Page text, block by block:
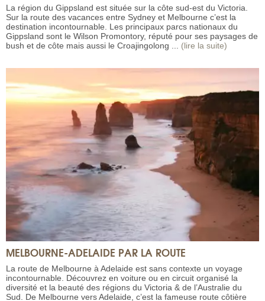
La région du Gippsland est située sur la côte sud-est du Victoria.
Sur la route des vacances entre Sydney et Melbourne c’est la
destination incontournable. Les principaux parcs nationaux du
Gippsland sont le Wilson Promontory, réputé pour ses paysages de
bush et de côte mais aussi le Croajingolong ... (lire la suite)
MELBOURNE-ADELAIDE PAR LA ROUTE
La route de Melbourne à Adelaide est sans contexte un voyage
incontournable. Découvrez en voiture ou en circuit organisé la
diversité et la beauté des régions du Victoria & de l’Australie du
Sud. De Melbourne vers Adelaide, c’est la fameuse route côtière